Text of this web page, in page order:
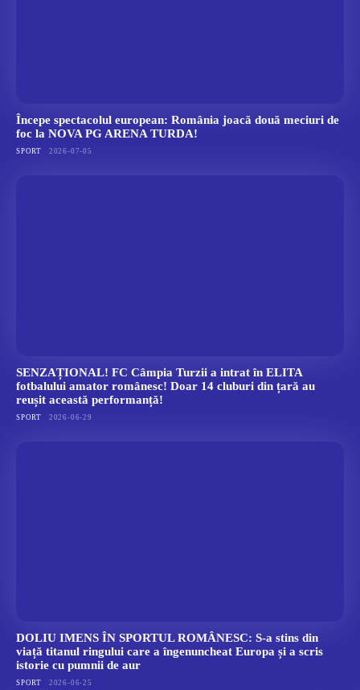
Începe spectacolul european: România joacă două meciuri de
foc la NOVA PG ARENA TURDA!
SPORT 2026-07-05
SENZAȚIONAL! FC Câmpia Turzii a intrat în ELITA
fotbalului amator românesc! Doar 14 cluburi din țară au
reușit această performanță!
SPORT 2026-06-29
DOLIU IMENS ÎN SPORTUL ROMÂNESC: S-a stins din
viață titanul ringului care a îngenuncheat Europa și a scris
istorie cu pumnii de aur
SPORT 2026-06-25